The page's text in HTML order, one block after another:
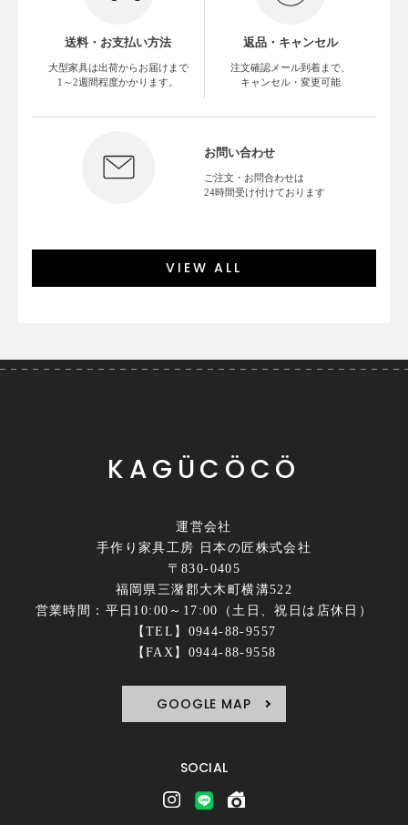
送料・お支払い方法
大型家具は出荷からお届けまで
1～2週間程度かかります。
返品・キャンセル
注文確認メール到着まで、
キャンセル・変更可能
お問い合わせ
ご注文・お問合わせは
24時間受け付けております
VIEW ALL
KAGÜCÖCÖ
運営会社
手作り家具工房 日本の匠株式会社
〒830-0405
福岡県三潴郡大木町横溝522
営業時間：平日10:00～17:00（土日、祝日は店休日）
【TEL】0944-88-9557
【FAX】0944-88-9558
GOOGLE MAP
SOCIAL